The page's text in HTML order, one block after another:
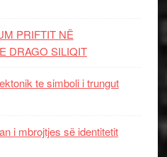
PRIFTIT NË
DRAGO SILIQIT
te simboli i trungut
i mbrojtjes së identitetit